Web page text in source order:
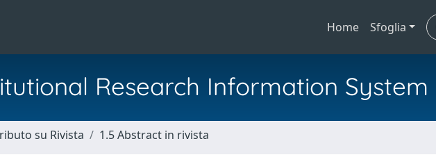
Home Sfoglia
Research Information System
su Rivista 1.5 Abstract in rivista